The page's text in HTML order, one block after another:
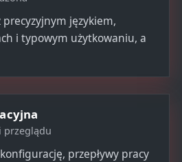
językiem,
i typowym użytkowaniu, a
przeglądu
przepływy pracy